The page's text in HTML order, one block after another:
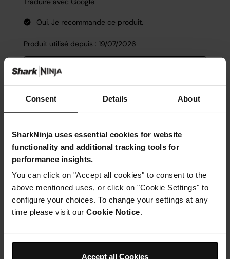
Consent Details About
SharkNinja uses essential cookies for website
functionality and additional tracking tools for
performance insights.
You can click on "Accept all cookies" to consent to the
above mentioned uses, or click on "Cookie Settings" to
configure your choices. To change your settings at any
time please visit our Cookie Notice.
Accept all Cookies